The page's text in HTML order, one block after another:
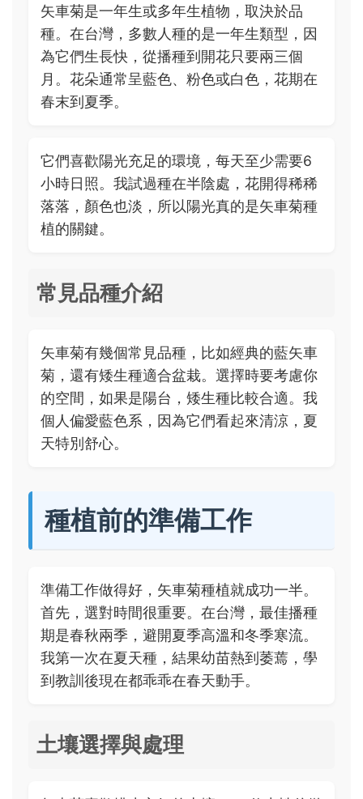
矢車菊是一年生或多年生植物，取決於品
種。在台灣，多數人種的是一年生類型，因
為它們生長快，從播種到開花只要兩三個
月。花朵通常呈藍色、粉色或白色，花期在
春末到夏季。
它們喜歡陽光充足的環境，每天至少需要6
小時日照。我試過種在半陰處，花開得稀稀
落落，顏色也淡，所以陽光真的是矢車菊種
植的關鍵。
常見品種介紹
矢車菊有幾個常見品種，比如經典的藍矢車
菊，還有矮生種適合盆栽。選擇時要考慮你
的空間，如果是陽台，矮生種比較合適。我
個人偏愛藍色系，因為它們看起來清涼，夏
天特別舒心。
種植前的準備工作
準備工作做得好，矢車菊種植就成功一半。
首先，選對時間很重要。在台灣，最佳播種
期是春秋兩季，避開夏季高溫和冬季寒流。
我第一次在夏天種，結果幼苗熱到萎蔫，學
到教訓後現在都乖乖在春天動手。
土壤選擇與處理